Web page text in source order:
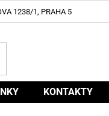
1238/1, PRAHA 5
KONTAKTY